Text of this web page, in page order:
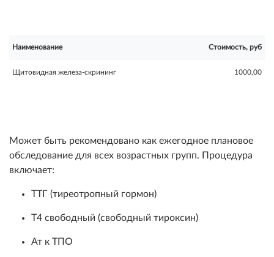
Наименование Стоимость, руб
Щитовидная железа-скрининг 1000,00
Может быть рекомендовано как ежегодное плановое
обследование для всех возрастных групп. Процедура
включает:
ТТГ (тиреотропный гормон)
Т4 свободный (свободный тироксин)
Ат к ТПО